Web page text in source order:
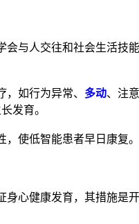
与人交往和社会生活技
如行为异常、 多动、注
发育。
使低智能患者早日康复。
心健康发育，其措施是